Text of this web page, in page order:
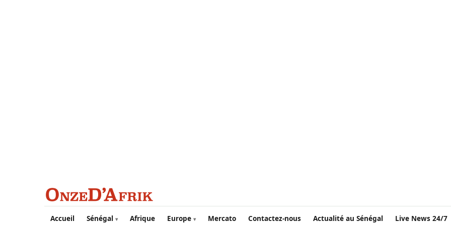
Aller au contenu principal
Accueil Sénégal Afrique Europe Mercato Contactez-nous Actualité au Sénégal Live News 24/7